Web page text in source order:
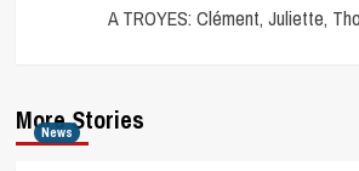
A TROYES: Clément, Juliette,
More Stories
News